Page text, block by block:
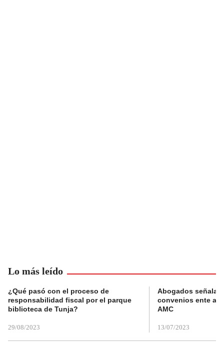
Lo más leído
¿Qué pasó con el proceso de
responsabilidad fiscal por el parque
biblioteca de Tunja?
29/08/2023
Abogados
convenios ente
AMC
13/07/2023